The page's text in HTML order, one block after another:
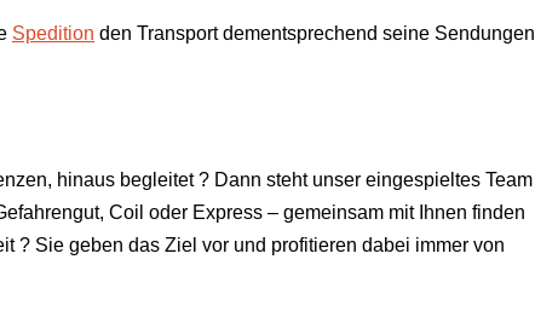
Spedition den Transport dementsprechend seine Sendungen
hinaus begleitet ? Dann steht unser eingespieltes Team
Coil oder Express – gemeinsam mit Ihnen finden
? Sie geben das Ziel vor und profitieren dabei immer von